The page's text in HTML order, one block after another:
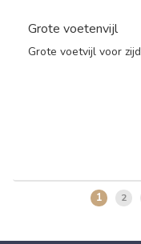
Grote voetenvijl
Grote voetvijl voor
1 2